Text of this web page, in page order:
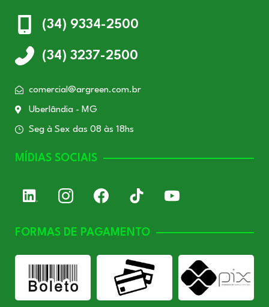
(34) 9334-2500
(34) 3237-2500
comercial@argreen.com.br
Uberlândia - MG
Seg à Sex das 08 às 18hs
MÍDIAS SOCIAIS
FORMAS DE PAGAMENTO